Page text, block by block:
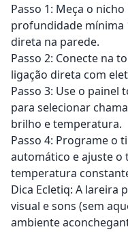
Passo 1: Meça o
profundidade mínima
direta na parede.
Passo 2: Conecte na
ligação direta com
Passo 3: Use o
para selecionar
brilho e temperatura.
Passo 4: Programe o
automático e ajuste
temperatura
Dica Ecletiq: A lareira
visual e sons (sem
ambiente